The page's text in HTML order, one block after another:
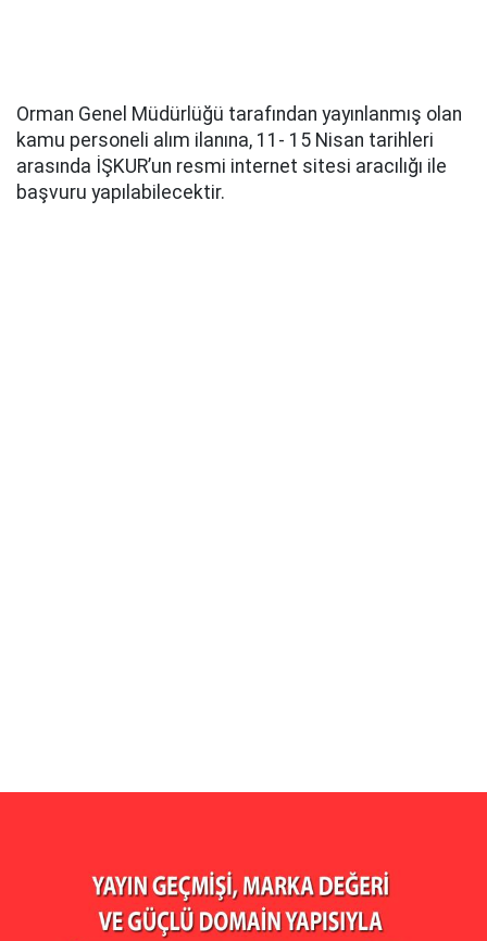
Orman Genel Müdürlüğü tarafından yayınlanmış olan
kamu personeli alım ilanına, 11- 15 Nisan tarihleri
arasında İŞKUR’un resmi internet sitesi aracılığı ile
başvuru yapılabilecektir.